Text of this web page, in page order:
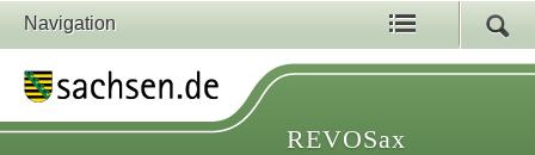
Navigation
REVOSax